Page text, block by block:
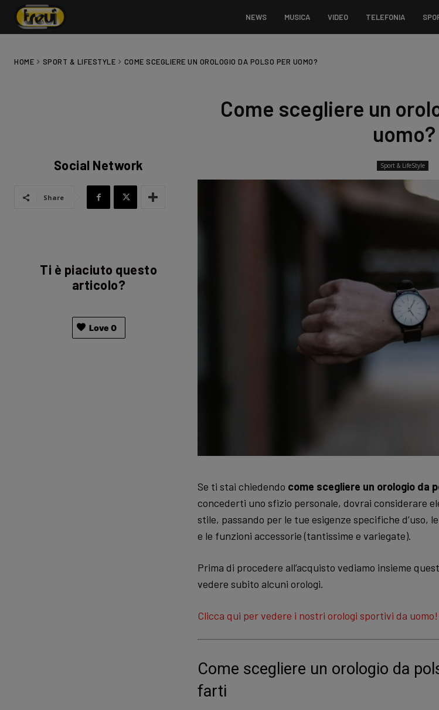
NEWS MUSICA VIDEO TELEFONIA
HOME SPORT & LIFESTYLE COME SCEGLIERE UN OROLOGIO DA POLSO PER UOMO?
Social Network
Share
Ti è piaciuto questo
articolo?
Love 0
Come scegliere un
uomo?
Sport & LifeStyle
Se ti stai chiedendo come scegliere un orologio da
concederti uno sfizio personale, dovrai considerare
stile, passando per le tue esigenze specifiche d’uso,
e le funzioni accessorie (tantissime e variegate).
Prima di procedere all’acquisto vediamo insieme
vedere subito alcuni orologi.
Clicca qui per vedere i nostri orologi sportivi da uomo!
Come scegliere un orologio da
farti